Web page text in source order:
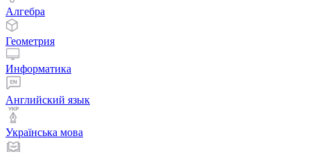
Алгебра
Геометрия
Информатика
Английский язык
Українська мова